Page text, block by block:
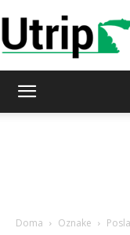
Doma Oznake